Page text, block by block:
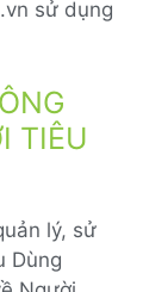
sử dụng
TIÊU
lý, sử
Dùng